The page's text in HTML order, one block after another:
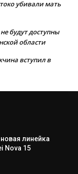
убивали мать
будут доступны
области
вступил в
линейка
Nova 15